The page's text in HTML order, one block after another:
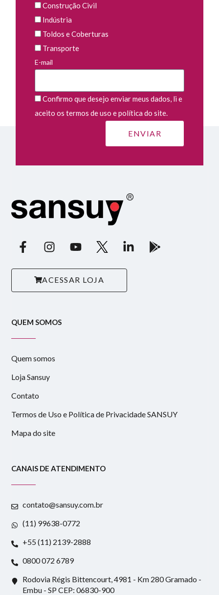
Construção Civil
Indústria
Toldos e Coberturas
Transporte
E-mail
Confirmo que desejo enviar meus dados, li e
aceito os termos de uso e política do site.
ACESSAR LOJA
QUEM SOMOS
Quem somos
Loja Sansuy
Contato
Termos de Uso e Política de Privacidade SANSUY
Mapa do site
CANAIS DE ATENDIMENTO
contato@sansuy.com.br
(11) 99638-0772
+55 (11) 2139-2888
0800 072 6789
Rodovia Régis Bittencourt, 4981 - Km 280 Gramado -
Embu - SP CEP: 06830-900